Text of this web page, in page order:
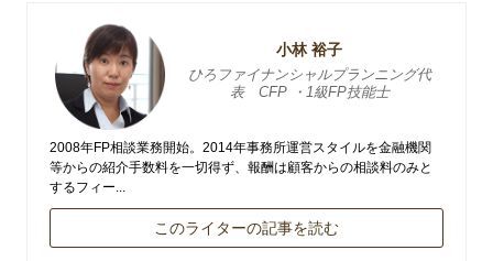
小林 裕子
ひろファイナンシャルプランニング代
表 CFP ・1級FP技能士
2008年FP相談業務開始。2014年事務所運営スタイルを金融機関
等からの紹介手数料を一切得ず、報酬は顧客からの相談料のみと
するフィー...
このライターの記事を読む